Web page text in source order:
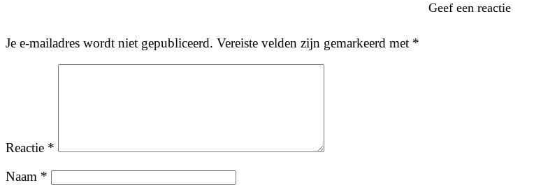
Geef een reactie
Je e-mailadres wordt niet gepubliceerd. Vereiste velden zijn gemarkeerd met *
Reactie *
Naam *